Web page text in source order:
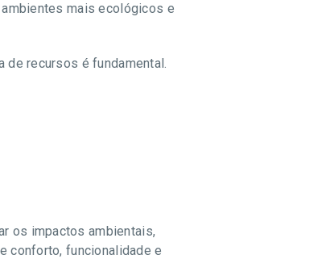
mais ecológicos e
de recursos é fundamental.
os impactos ambientais,
conforto, funcionalidade e